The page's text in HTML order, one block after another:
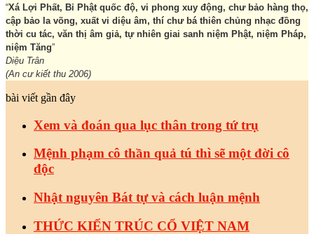
“Xá Lợi Phất, Bỉ Phật quốc độ, vi phong xuy động, chư bảo hàng thọ,
cập bảo la võng, xuất vi diệu âm, thí chư bá thiên chủng nhạc đồng
thời cu tác, văn thị âm giả, tự nhiên giai sanh niệm Phật, niệm Pháp,
niệm Tăng”
Diệu Trân
(An cư kiết thu 2006)
bài viết gần đây
Xem và đoán qua lục thân trong tứ trụ
Mệnh phạm cô thần quả tú thì sẽ một đời cô
độc
Nhật nguyên Bát tự và cách luận mệnh
THỨC KIẾN TRÚC CỔ VIỆT NAM